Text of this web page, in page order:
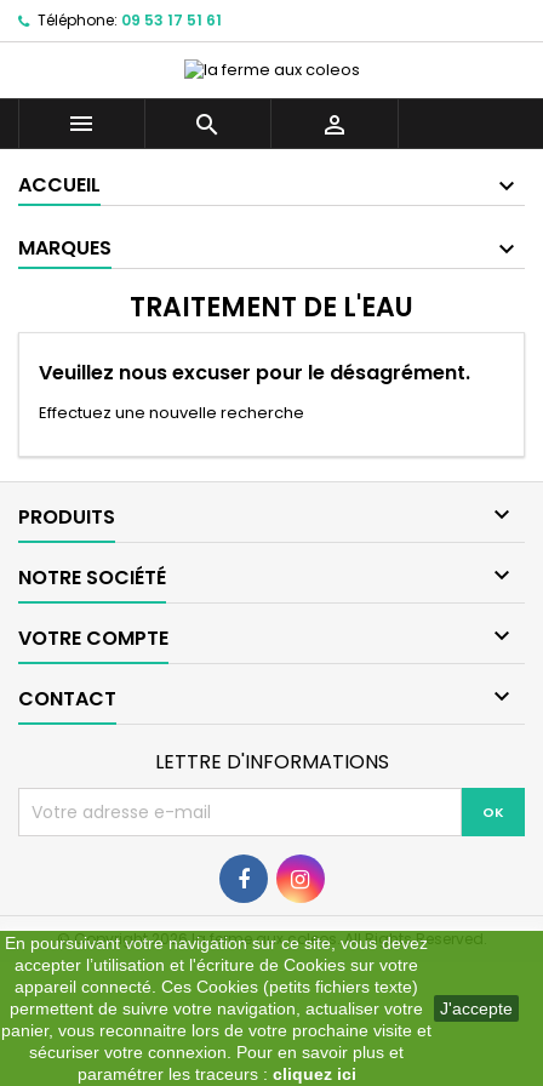
En poursuivant votre navigation sur ce site, vous devez
accepter l’utilisation et l'écriture de Cookies sur votre
appareil connecté. Ces Cookies (petits fichiers texte)
permettent de suivre votre navigation, actualiser votre
panier, vous reconnaitre lors de votre prochaine visite et
sécuriser votre connexion. Pour en savoir plus et
paramétrer les traceurs : cliquez ici
J'accepte
Téléphone: 09 53 17 51 61
  
ACCUEIL
MARQUES
TRAITEMENT DE L'EAU
Veuillez nous excuser pour le désagrément.
Effectuez une nouvelle recherche
PRODUITS 
NOTRE SOCIÉTÉ 
VOTRE COMPTE 
CONTACT 
LETTRE D'INFORMATIONS
© Copyright 2026 la ferme aux coleos. All Rights Reserved.